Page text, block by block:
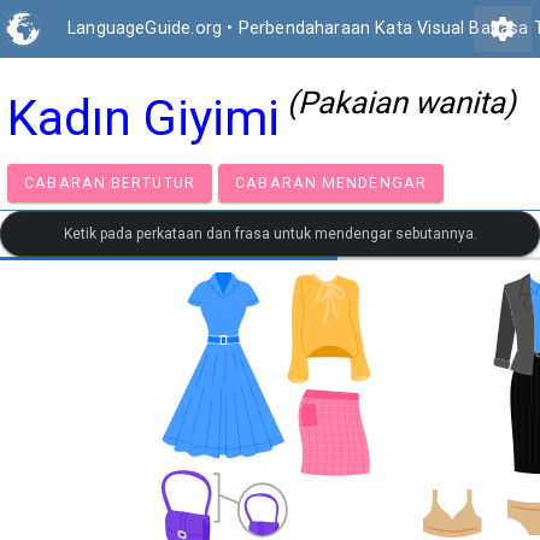
LanguageGuide.org • Perbendaharaan Kata Visual Bahasa
settings
Kadın Giyimi (Pakaian wanita)
CABARAN BERTUTUR CABARAN MENDENGAR
Ketik pada perkataan dan frasa untuk mendengar sebutannya.